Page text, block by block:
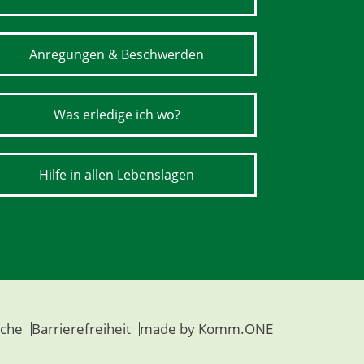
Anregungen & Beschwerden
Was erledige ich wo?
Hilfe in allen Lebenslagen
Barrierefreiheit made by Komm.ONE